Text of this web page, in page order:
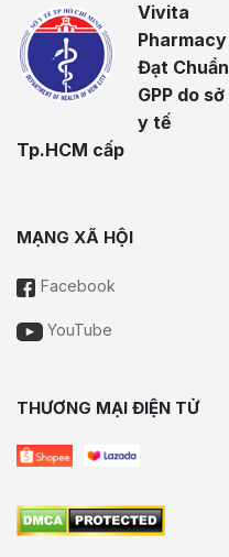
Vivita
Pharmacy
Đạt Chuẩn
GPP do sở
y tế
Tp.HCM cấp
MẠNG XÃ HỘI
Facebook
YouTube
THƯƠNG MẠI ĐIỆN TỬ